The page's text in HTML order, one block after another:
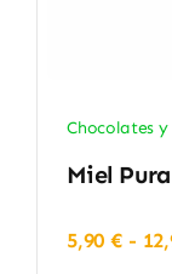
Chocolates
Miel
5,90€ -